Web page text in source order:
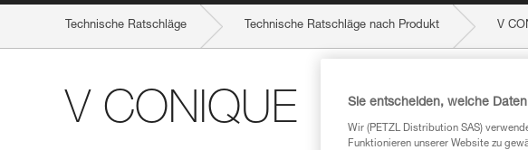
Technische Ratschläge Technische Ratschläge nach Produkt V
V CONIQUE Sie entscheiden, welche
Wir (PETZL Distribution SAS)
Funktionieren unserer Website zu